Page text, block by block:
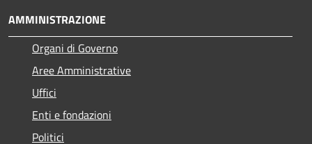
AMMINISTRAZIONE
Organi di Governo
Aree Amministrative
Uffici
Enti e fondazioni
Politici